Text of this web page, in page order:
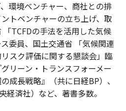
環境ベンチャー、商社との排
トベンチャーの立ち上げ、取
TCFDの手法を活用した気候
委員、国土交通省 「気候関連
スク評価に関する懇談会」臨
リーン・トランスフォーメー
成長戦略』（共に日経BP）、
経済社）など、著書多数。